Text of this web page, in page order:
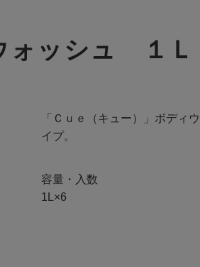
ォッシュ １
「Ｃｕｅ（キュー）」ボディ
イプ。
容量・入数
1L×6